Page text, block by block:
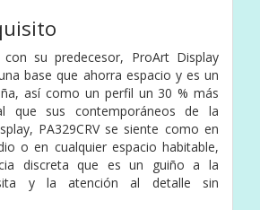
con su predecesor, ProArt Display
base que ahorra espacio y es un
así como un perfil un 30 % más
que sus contemporáneos de la
PA329CRV se siente como en
o en cualquier espacio habitable,
discreta que es un guiño a la
y la atención al detalle sin